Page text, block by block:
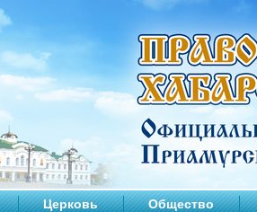
Церковь Общество